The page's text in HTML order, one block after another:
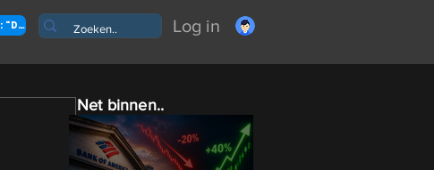
Profiteer nu van 50% korting met de kortingscode: "DANK" Log in
Net binnen..